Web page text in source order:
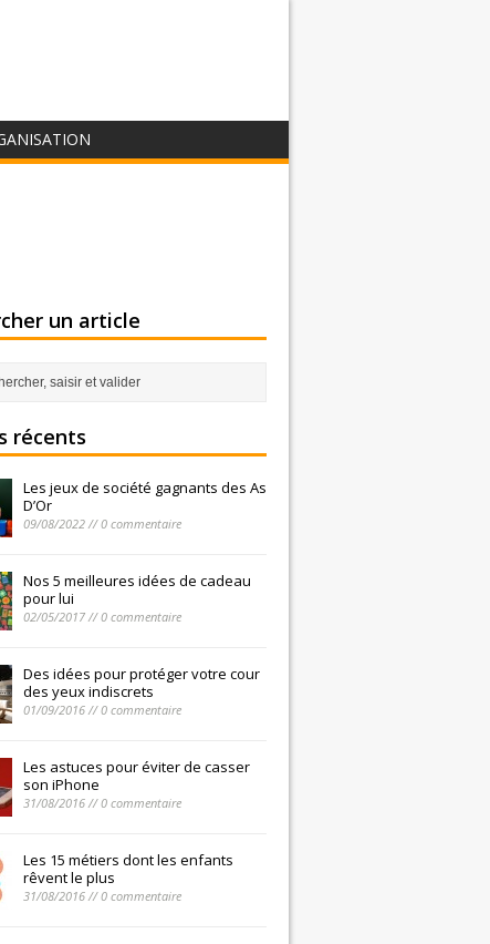
un article
récents
Les jeux de société gagnants des As
D’Or
09/08/2022 // 0 commentaire
Nos 5 meilleures idées de cadeau
pour lui
02/05/2017 // 0 commentaire
Des idées pour protéger votre cour
des yeux indiscrets
01/09/2016 // 0 commentaire
Les astuces pour éviter de casser
son iPhone
31/08/2016 // 0 commentaire
Les 15 métiers dont les enfants
rêvent le plus
31/08/2016 // 0 commentaire